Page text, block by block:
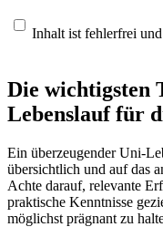
Inhalt ist fehlerfrei
Die wichtigsten
Lebenslauf für
Ein überzeugender Uni-
übersichtlich und auf das
Achte darauf, relevante
praktische Kenntnisse
möglichst prägnant zu